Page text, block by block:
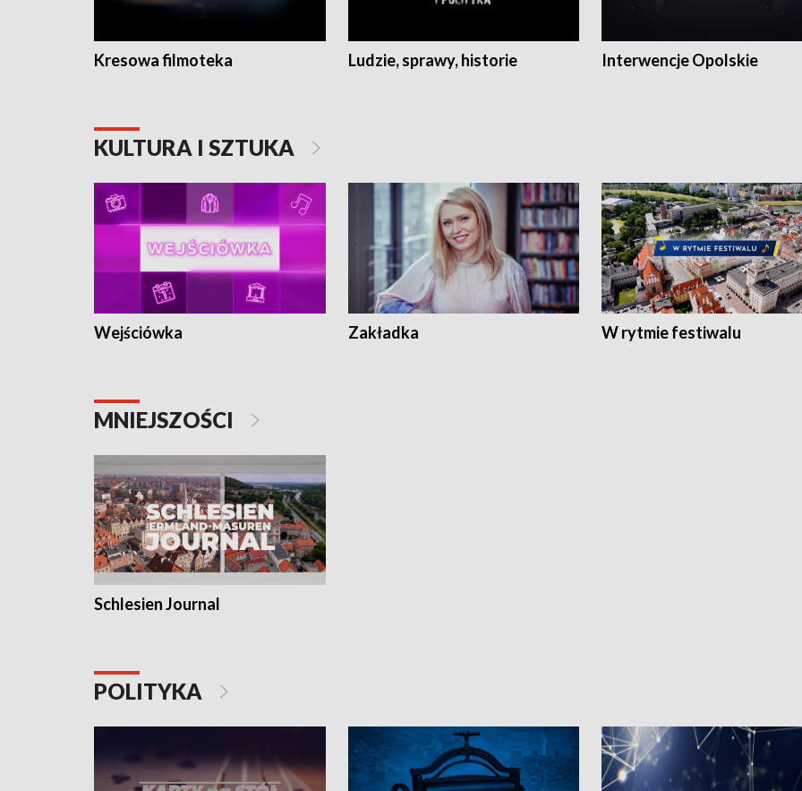
Kresowa filmoteka Ludzie, sprawy, historie Interwencje Opolskie
KULTURA I SZTUKA
Wejściówka Zakładka W rytmie festiwalu
MNIEJSZOŚCI
Schlesien Journal
POLITYKA